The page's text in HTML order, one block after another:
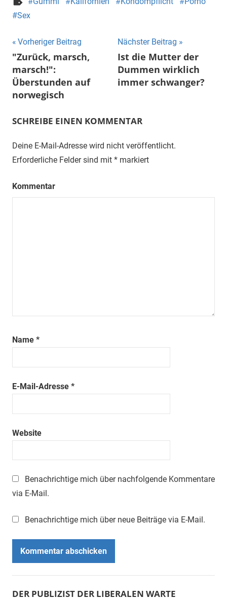
Sex
Beitragsnavigation
Vorheriger Beitrag
"Zurück, marsch,
marsch!":
Überstunden auf
norwegisch
Nächster Beitrag
Ist die Mutter der
Dummen wirklich
immer schwanger?
SCHREIBE EINEN KOMMENTAR
Deine E-Mail-Adresse wird nicht veröffentlicht.
Erforderliche Felder sind mit * markiert
Kommentar
Name *
E-Mail-Adresse *
Website
Benachrichtige mich über nachfolgende Kommentare
via E-Mail.
Benachrichtige mich über neue Beiträge via E-Mail.
DER PUBLIZIST DER LIBERALEN WARTE